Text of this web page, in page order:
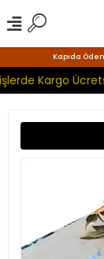
Kapıda
Kargo